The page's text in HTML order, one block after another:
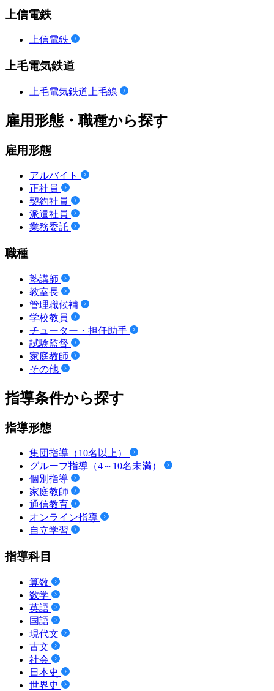
上信電鉄
上信電鉄
上毛電気鉄道
上毛電気鉄道上毛線
雇用形態・職種から探す
雇用形態
アルバイト
正社員
契約社員
派遣社員
業務委託
職種
塾講師
教室長
管理職候補
学校教員
チューター・担任助手
試験監督
家庭教師
その他
指導条件から探す
指導形態
集団指導（10名以上）
グループ指導（4～10名未満）
個別指導
家庭教師
通信教育
オンライン指導
自立学習
指導科目
算数
数学
英語
国語
現代文
古文
社会
日本史
世界史